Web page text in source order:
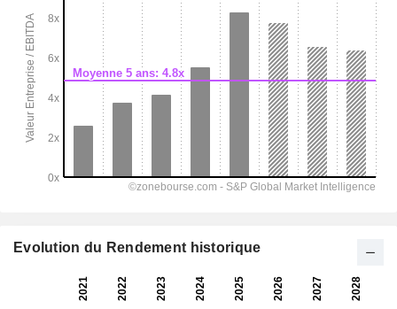
Evolution du Rendement historique